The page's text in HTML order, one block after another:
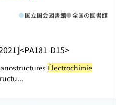
<PA181-D15>
国立国会図書館 全国の図書館
Électrochimie